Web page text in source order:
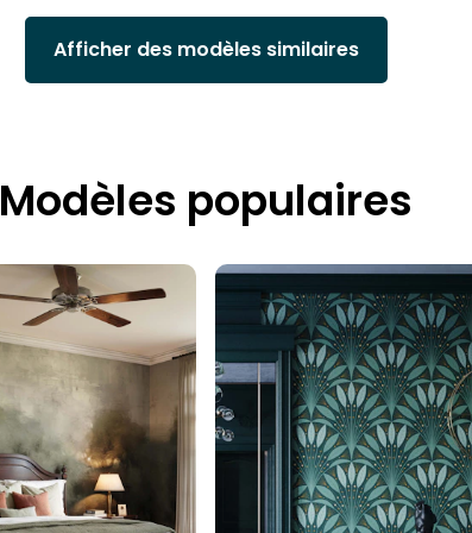
Afficher des modèles similaires
Modèles populaires